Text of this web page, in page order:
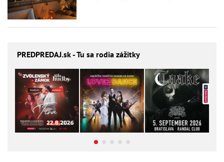
PREDPREDAJ.sk - Tu sa rodia zážitky